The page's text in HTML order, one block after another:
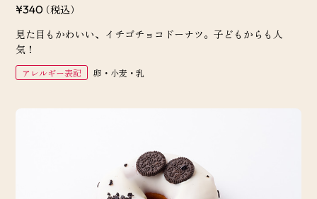
¥340（税込）
見た目もかわいい、イチゴチョコドーナツ。子どもからも人
気！
アレルギー表記 卵・小麦・乳